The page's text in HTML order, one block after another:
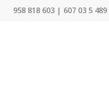
958 818 603 | 607 03 5